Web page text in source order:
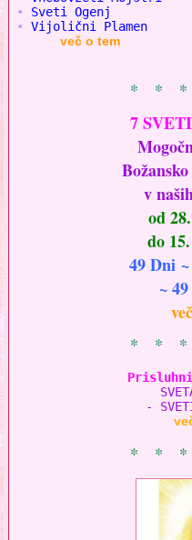
•
•
Vijolični Plamen
več o tem
* *
7
v
od
do
49 Dni
~
* *
-
* *